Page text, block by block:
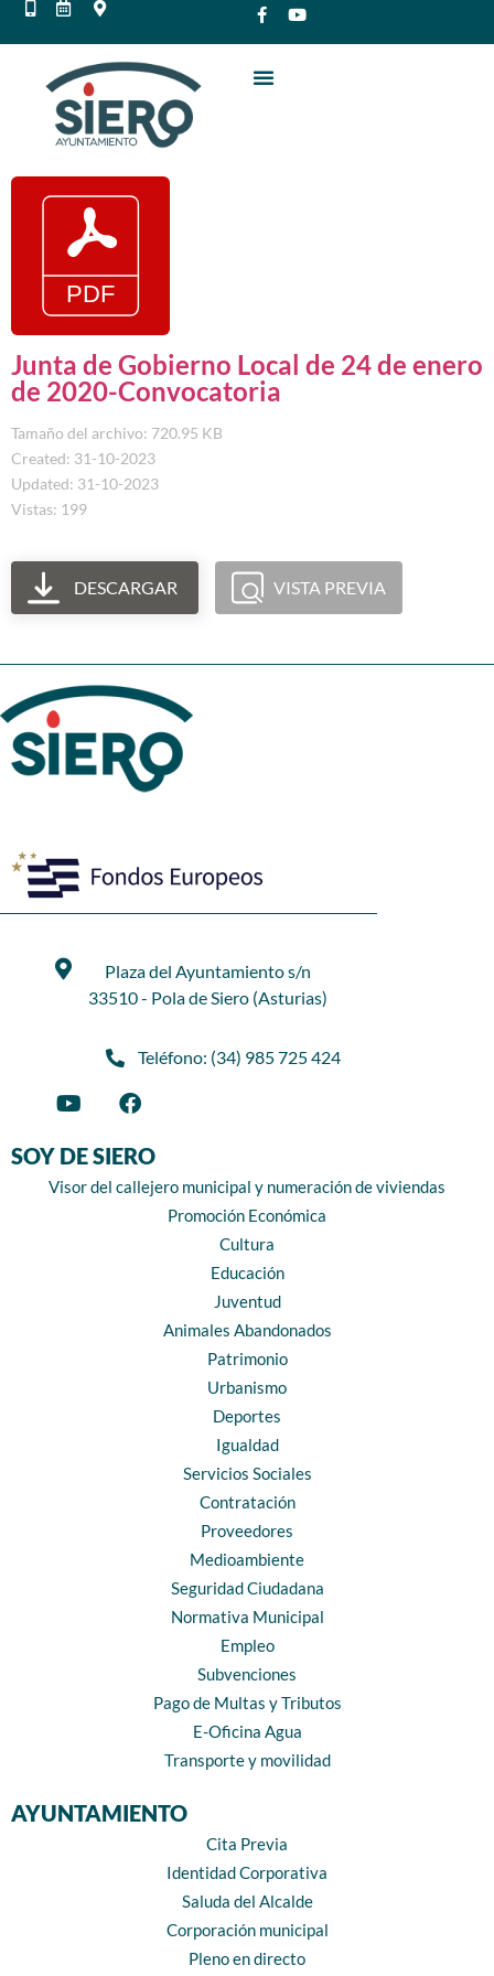
Junta de Gobierno Local de 24 de enero
de 2020-Convocatoria
Tamaño del archivo: 720.95 KB
Created: 31-10-2023
Updated: 31-10-2023
Vistas: 199
DESCARGAR VISTA PREVIA
Plaza del Ayuntamiento s/n
33510 - Pola de Siero (Asturias)
Teléfono: (34) 985 725 424
SOY DE SIERO
Visor del callejero municipal y numeración de viviendas
Promoción Económica
Cultura
Educación
Juventud
Animales Abandonados
Patrimonio
Urbanismo
Deportes
Igualdad
Servicios Sociales
Contratación
Proveedores
Medioambiente
Seguridad Ciudadana
Normativa Municipal
Empleo
Subvenciones
Pago de Multas y Tributos
E-Oficina Agua
Transporte y movilidad
AYUNTAMIENTO
Cita Previa
Identidad Corporativa
Saluda del Alcalde
Corporación municipal
Pleno en directo